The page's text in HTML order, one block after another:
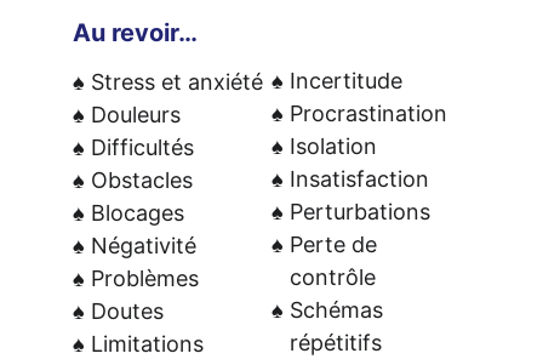
Au revoir…
♠ Stress et anxiété
♠ Douleurs
♠ Difficultés
♠ Obstacles
♠ Blocages
♠ Négativité
♠ Problèmes
♠ Doutes
♠ Limitations
♠ Incertitude
♠ Procrastination
♠ Isolation
♠ Insatisfaction
♠ Perturbations
♠ Perte de
   contrôle
♠ Schémas
   répétitifs